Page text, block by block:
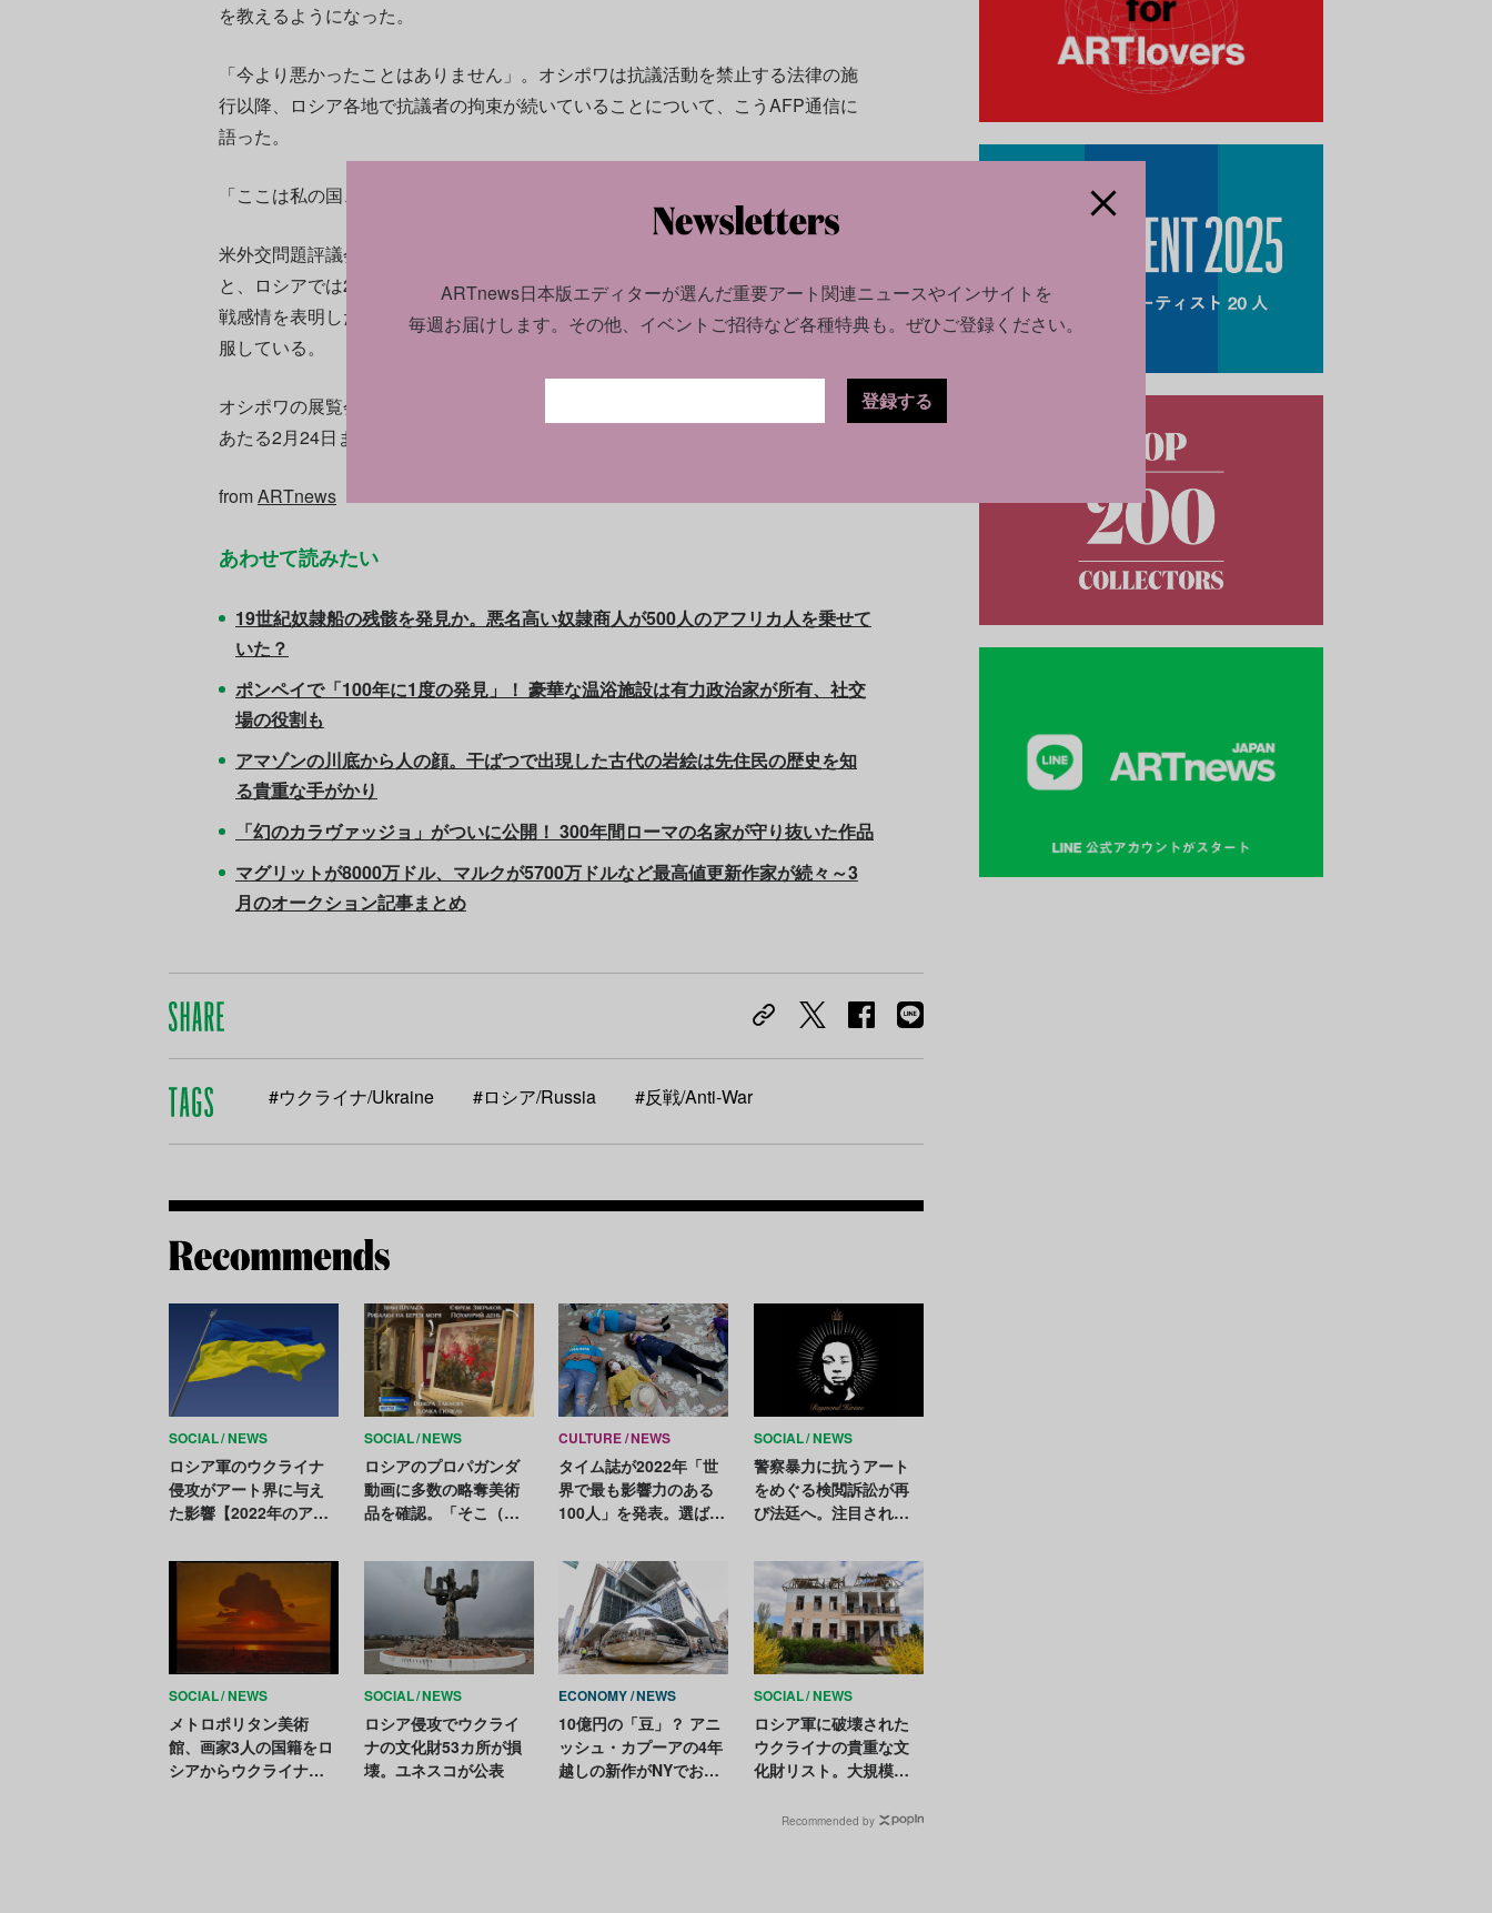
を教えるようになった。
「今より悪かったことはありません」。オシポワは抗議活動を禁止する法律の施
行以降、ロシア各地で抗議者の拘束が続いていることについて、こうAFP通信に
語った。
「ここは私の国、私の祖国なのに、なぜ声を上げてはいけないのでしょうか？」
米外交問題評議会が発行する国際政治経済ジャーナル、
と、ロシアでは2022年に2万人以上が政治的理由で拘束された。「主に公の場で反
戦感情を表明したため」とされる。刑事訴追を受けたのは378人、うち51人が刑に
服している。
オシポワの展覧会は1月31日に始まり、ロシアの
軍事侵攻から1年目に
あたる2月24日まで開催される予定だった。（翻訳：石井佳子）
fromARTnews
あわせて読みたい
19世紀奴隷船の残骸を発見か。悪名高い奴隷商人が500人のアフリカ人を乗せて
いた？
ポンペイで「100年に1度の発見」！ 豪華な温浴施設は有力政治家が所有、社交
場の役割も
アマゾンの川底から人の顔。干ばつで出現した古代の岩絵は先住民の歴史を知
る貴重な手がかり
「幻のカラヴァッジョ」がついに公開！ 300年間ローマの名家が守り抜いた作品
マグリットが8000万ドル、マルクが5700万ドルなど最高値更新作家が続々～3
月のオークション記事まとめ
#ウクライナ/Ukraine #ロシア/Russia #反戦/Anti-War
SOCIAL NEWS
ロシア軍のウクライナ
侵攻がアート界に与え
た影響【2022年のアー
SOCIAL NEWS
ロシアのプロパガンダ
動画に多数の略奪美術
品を確認。「そこ（ウ
とは言わせない」
CULTURE NEWS
タイム誌が2022年「世
界で最も影響力のある
100人」を発表。選ばれ
SOCIAL NEWS
警察暴力に抗うアート
をめぐる検閲訴訟が再
び法廷へ。注目される
SOCIAL NEWS
メトロポリタン美術
館、画家3人の国籍をロ
シアからウクライナに
SOCIAL NEWS
ロシア侵攻でウクライ
ナの文化財53カ所が損
壊。ユネスコが公表
ECONOMY NEWS
10億円の「豆」？ アニ
ッシュ・カプーアの4年
越しの新作がNYでお披
SOCIAL NEWS
ロシア軍に破壊された
ウクライナの貴重な文
化財リスト。大規模な
Recommended by
ARTnews日本版エディターが選んだ重要アート関連ニュースやインサイトを
毎週お届けします。 その他、イベントご招待など各種特典も。ぜひご登録ください。
登録する